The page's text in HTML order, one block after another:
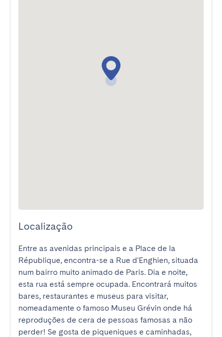
Localização
Entre as avenidas principais e a Place de la
République, encontra-se a Rue d'Enghien, situada
num bairro muito animado de Paris. Dia e noite,
esta rua está sempre ocupada. Encontrará muitos
bares, restaurantes e museus para visitar,
nomeadamente o famoso Museu Grévin onde há
reproduções de cera de pessoas famosas a não
perder! Se gosta de piqueniques e caminhadas,